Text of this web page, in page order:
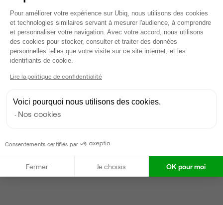
Voir tout
Gestionnaire de l'espace
Pierre-Maël
Répond dans la journée
Taux de réponse : 20%
Contacter
Plateforme de Gestion du
Pour améliorer votre expérience sur Ubiq, nous utilisons des cookies
et technologies similaires servant à mesurer l'audience, à comprendre
et personnaliser votre navigation. Avec votre accord, nous utilisons
des cookies pour stocker, consulter et traiter des données
personnelles telles que votre visite sur ce site internet, et les
identifiants de cookie.
Lire la politique de confidentialité
Voici pourquoi nous utilisons des cookies.
Nos cookies
Consentements certifiés par
Fermer Je choisis OK pour moi